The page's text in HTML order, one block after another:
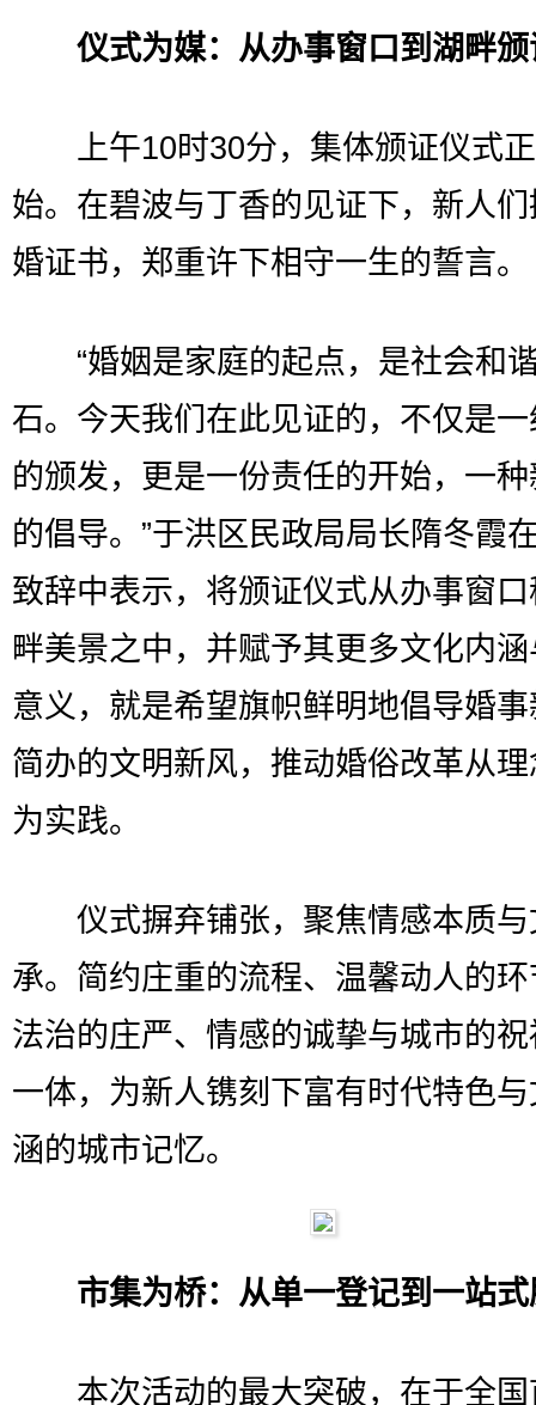
仪式为媒：从办事窗口到湖畔颁
上午10时30分，集体颁证仪式
始。在碧波与丁香的见证下，新人
婚证书，郑重许下相守一生的誓言。
“婚姻是家庭的起点，是社会和
石。今天我们在此见证的，不仅是
的颁发，更是一份责任的开始，一
的倡导。”于洪区民政局局长隋冬霞
致辞中表示，将颁证仪式从办事窗
畔美景之中，并赋予其更多文化内
意义，就是希望旗帜鲜明地倡导婚
简办的文明新风，推动婚俗改革从
为实践。
仪式摒弃铺张，聚焦情感本质与
承。简约庄重的流程、温馨动人的
法治的庄严、情感的诚挚与城市的
一体，为新人镌刻下富有时代特色
涵的城市记忆。
市集为桥：从单一登记到一站
本次活动的最大突破，在于全国